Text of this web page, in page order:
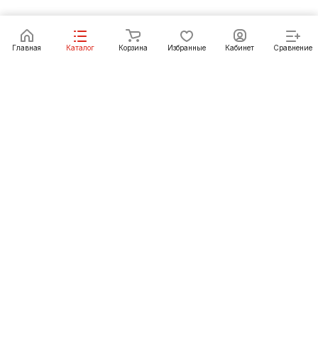
Под заказ
Главная Каталог Корзина Избранные Кабинет Сравнение